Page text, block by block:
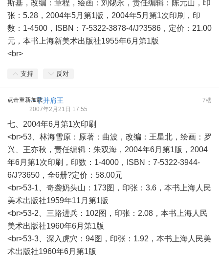
斯基，改编：章程，绘画：刘锡永，责任编辑：陈元山，印
张：5.28，2004年5月第1版，2004年5月第1次印刷，印
数：1-4500，ISBN：7-5322-3878-4/J?3586，定价：21.00
元，本书上海新美术出版社1955年6月第1版
<br>
支持 反对
点击重新加载 7楼
一字并肩王
2007年2月21日 17:55
七、2004年6月第1次印刷
<br>53、林海雪原：原著：曲波，改编：王星北，绘画：罗
兴、王亦秋，责任编辑：朱双海，2004年6月第1版，2004
年6月第1次印刷，印数：1-4000，ISBN：7-5322-3944-
6/J?3650，全6册?定价：58.00元
<br>53-1、奇袭奶头山：173图，印张：3.6，本书上海人民
美术出版社1959年11月第1版
<br>53-2、三路进兵：102图，印张：2.08，本书上海人民
美术出版社1960年6月第1版
<br>53-3、深入虎穴：94图，印张：1.92，本书上海人民美
术出版社1960年6月第1版